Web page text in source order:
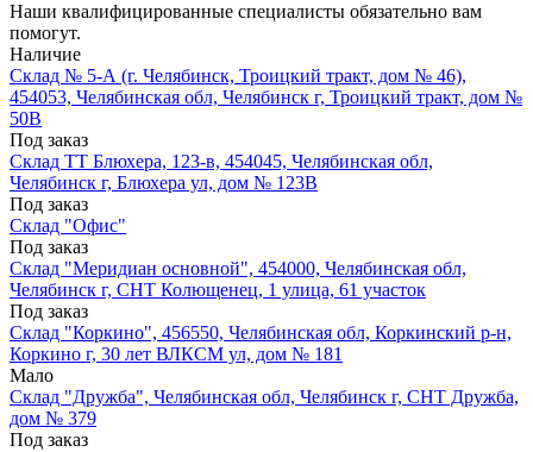
Наши квалифицированные специалисты обязательно вам
помогут.
Наличие
Склад № 5-А (г. Челябинск, Троицкий тракт, дом № 46),
454053, Челябинская обл, Челябинск г, Троицкий тракт, дом №
50В
Под заказ
Склад ТТ Блюхера, 123-в, 454045, Челябинская обл,
Челябинск г, Блюхера ул, дом № 123В
Под заказ
Склад "Офис"
Под заказ
Склад "Меридиан основной", 454000, Челябинская обл,
Челябинск г, СНТ Колющенец, 1 улица, 61 участок
Под заказ
Склад "Коркино", 456550, Челябинская обл, Коркинский р-н,
Коркино г, 30 лет ВЛКСМ ул, дом № 181
Мало
Склад "Дружба", Челябинская обл, Челябинск г, СНТ Дружба,
дом № 379
Под заказ